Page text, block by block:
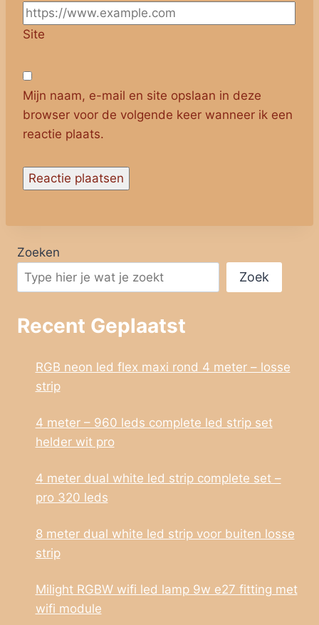
Site
Mijn naam, e-mail en site opslaan in deze
browser voor de volgende keer wanneer ik een
reactie plaats.
Zoeken
Zoek
Recent Geplaatst
RGB neon led flex maxi rond 4 meter – losse
strip
4 meter – 960 leds complete led strip set
helder wit pro
4 meter dual white led strip complete set –
pro 320 leds
8 meter dual white led strip voor buiten losse
strip
Milight RGBW wifi led lamp 9w e27 fitting met
wifi module